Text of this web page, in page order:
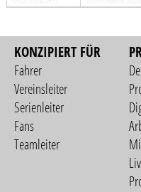
KONZIPIERT FÜR
Fahrer
Vereinsleiter
Serienleiter
Fans
Teamleiter